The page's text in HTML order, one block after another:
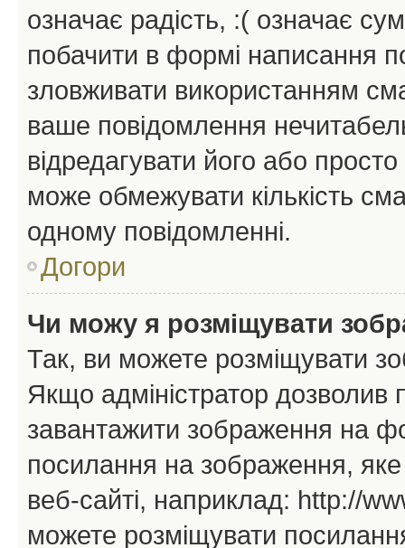
означає радість, :( означає
побачити в формі написання
зловживати використанням
ваше повідомлення
відредагувати його або
може обмежувати кількість
одному повідомленні.
Догори
Чи можу я розміщувати
Так, ви можете розміщувати
Якщо адміністратор
завантажити зображення на
посилання на зображення, яке
веб-сайті, наприклад: http://
можете розміщувати